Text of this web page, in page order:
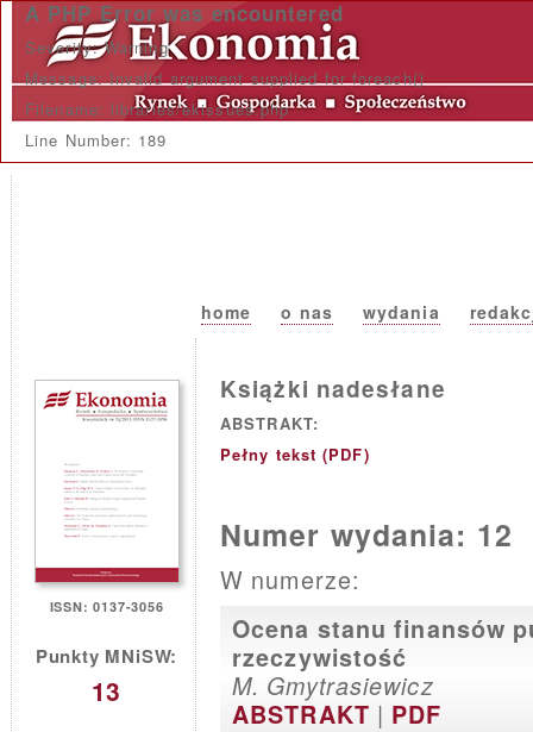
A PHP Error was encountered
Severity: Warning
Message: Invalid argument supplied for foreach()
Filename: libraries/ekissues.php
Line Number: 189
home o nas wydania
ISSN: 0137-3056
Punkty MNiSW:
13
Książki nadesłane
ABSTRAKT:
Pełny tekst (PDF)
Numer wydania: 12
W numerze:
Ocena stanu finansów
rzeczywistość
M. Gmytrasiewicz
ABSTRAKT | PDF